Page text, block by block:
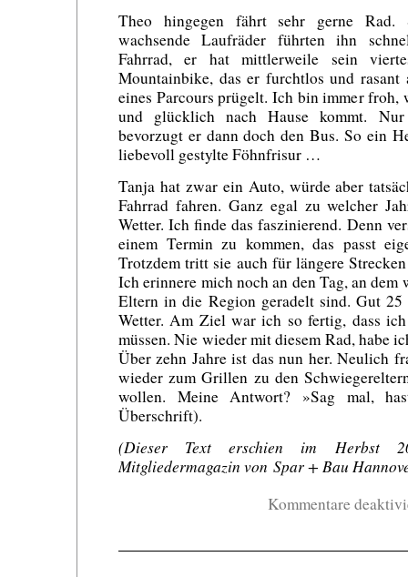
Theo hingegen fährt sehr gerne
wachsende Laufräder führten ihn
Fahrrad, er hat mittlerweile sein
Mountainbike, das er furchtlos und
eines Parcours prügelt. Ich bin immer froh,
und glücklich nach Hause kommt.
bevorzugt er dann doch den Bus. So ein
liebevoll gestylte Föhnfrisur …
Tanja hat zwar ein Auto, würde aber
Fahrrad fahren. Ganz egal zu welcher
Wetter. Ich finde das faszinierend. Denn
einem Termin zu kommen, das passt
Trotzdem tritt sie auch für längere
Ich erinnere mich noch an den Tag, an dem
Eltern in die Region geradelt sind. Gut
Wetter. Am Ziel war ich so fertig, dass
müssen. Nie wieder mit diesem Rad, habe
Über zehn Jahre ist das nun her. Neulich
wieder zum Grillen zu den
wollen. Meine Antwort? »Sag mal,
Überschrift).
(Dieser Text erschien im Herbst
Mitgliedermagazin von Spar + Bau
Kommentare